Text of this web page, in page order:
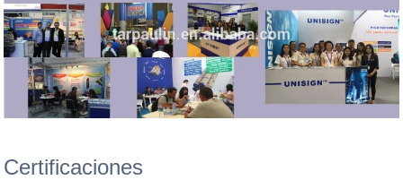
Certificaciones